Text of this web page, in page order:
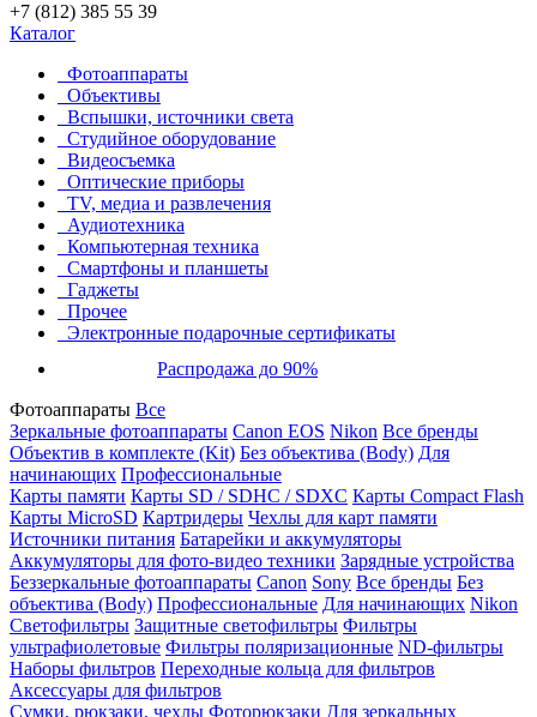
+7 (812) 385 55 39
Каталог
Фотоаппараты
Объективы
Вспышки, источники света
Студийное оборудование
Видеосъемка
Оптические приборы
TV, медиа и развлечения
Аудиотехника
Компьютерная техника
Смартфоны и планшеты
Гаджеты
Прочее
Электронные подарочные сертификаты
Распродажа до 90%
Фотоаппараты Все
Зеркальные фотоаппараты Canon EOS Nikon Все бренды
Объектив в комплекте (Kit) Без объектива (Body) Для
начинающих Профессиональные
Карты памяти Карты SD / SDHC / SDXC Карты Compact Flash
Карты MicroSD Картридеры Чехлы для карт памяти
Источники питания Батарейки и аккумуляторы
Аккумуляторы для фото-видео техники Зарядные устройства
Беззеркальные фотоаппараты Canon Sony Все бренды Без
объектива (Body) Профессиональные Для начинающих Nikon
Светофильтры Защитные светофильтры Фильтры
ультрафиолетовые Фильтры поляризационные ND-фильтры
Наборы фильтров Переходные кольца для фильтров
Аксессуары для фильтров
Сумки, рюкзаки, чехлы Фоторюкзаки Для зеркальных